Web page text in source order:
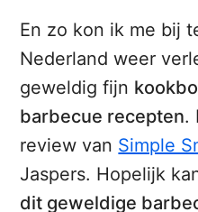
En zo kon ik me bij
Nederland weer
geweldig fijn
barbecue recepten.
review van Simple
Jaspers. Hopelijk
dit geweldige